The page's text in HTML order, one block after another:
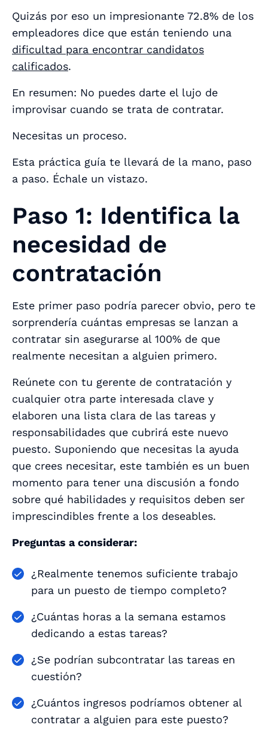
Quizás por eso un impresionante 72.8% de los
empleadores dice que están teniendo una
dificultad para encontrar candidatos
calificados.
En resumen: No puedes darte el lujo de
improvisar cuando se trata de contratar.
Necesitas un proceso.
Esta práctica guía te llevará de la mano, paso
a paso. Échale un vistazo.
Paso 1: Identifica la
necesidad de
contratación
Este primer paso podría parecer obvio, pero te
sorprendería cuántas empresas se lanzan a
contratar sin asegurarse al 100% de que
realmente necesitan a alguien primero.
Reúnete con tu gerente de contratación y
cualquier otra parte interesada clave y
elaboren una lista clara de las tareas y
responsabilidades que cubrirá este nuevo
puesto. Suponiendo que necesitas la ayuda
que crees necesitar, este también es un buen
momento para tener una discusión a fondo
sobre qué habilidades y requisitos deben ser
imprescindibles frente a los deseables.
Preguntas a considerar:
¿Realmente tenemos suficiente trabajo
para un puesto de tiempo completo?
¿Cuántas horas a la semana estamos
dedicando a estas tareas?
¿Se podrían subcontratar las tareas en
cuestión?
¿Cuántos ingresos podríamos obtener al
contratar a alguien para este puesto?